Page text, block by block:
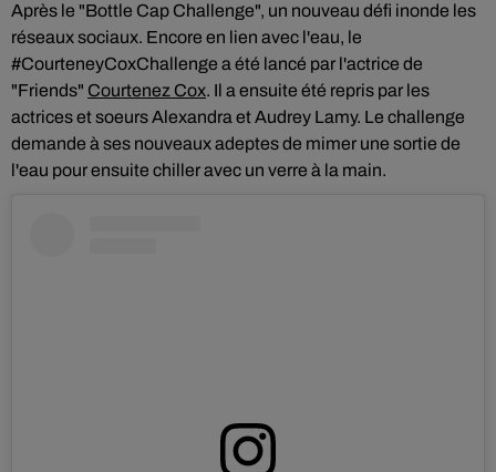
Après le "Bottle Cap Challenge", un nouveau défi inonde les
réseaux sociaux. Encore en lien avec l'eau, le
#CourteneyCoxChallenge a été lancé par l'actrice de
"Friends" Courtenez Cox. Il a ensuite été repris par les
actrices et soeurs Alexandra et Audrey Lamy. Le challenge
demande à ses nouveaux adeptes de mimer une sortie de
l'eau pour ensuite chiller avec un verre à la main.